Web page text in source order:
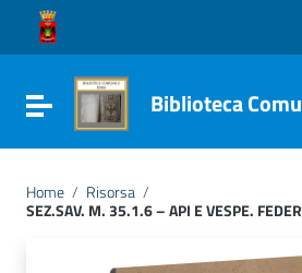
Vai ai contenuti
Vai al menu di navigazione
Vai al footer
Attiva / disattiva la navigazione
Biblioteca
Home / Risorsa /
SEZ.SAV. M. 35.1.6 – API E VESPE.